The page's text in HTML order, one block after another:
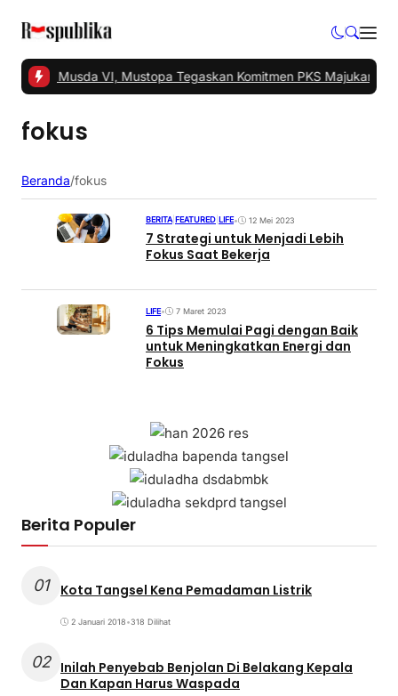
Gelar Musda VI, Mustopa Tegaskan Komitmen PKS Majukan
fokus
Beranda/fokus
BERITA FEATURED LIFE• 12 Mei 2023
7 Strategi untuk Menjadi Lebih
Fokus Saat Bekerja
LIFE• 7 Maret 2023
6 Tips Memulai Pagi dengan Baik
untuk Meningkatkan Energi dan
Fokus
Berita Populer
01 Kota Tangsel Kena Pemadaman Listrik
2 Januari 2018•318 Dilihat
02 Inilah Penyebab Benjolan Di Belakang Kepala
Dan Kapan Harus Waspada